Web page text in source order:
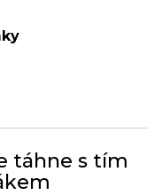
táhne s tím